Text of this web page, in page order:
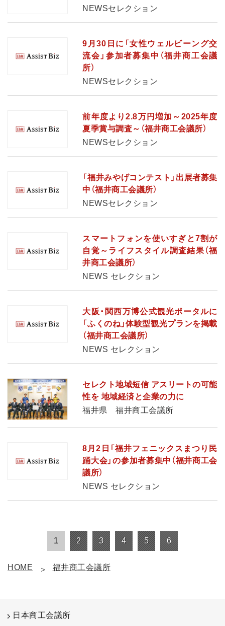
NEWSセレクション
9月30日に「女性ウェルビーング交
流会」参加者募集中（福井商工会議
所）
NEWSセレクション
前年度より2.8万円増加～2025年度
夏季賞与調査～（福井商工会議所）
NEWSセレクション
「福井みやげコンテスト」出展者募集
中（福井商工会議所）
NEWSセレクション
スマートフォンを使いすぎと7割が
自覚～ライフスタイル調査結果（福
井商工会議所）
NEWS セレクション
大阪・関西万博公式観光ポータルに
「ふくのね」体験型観光プランを掲載
（福井商工会議所）
NEWS セレクション
セレクト地域短信 アスリートの可能
性を 地域経済と企業の力に
福井県 福井商工会議所
8月2日「福井フェニックスまつり民
踊大会」の参加者募集中（福井商工会
議所）
NEWS セレクション
1 2 3 4 5 6
HOME 福井商工会議所
日本商工会議所